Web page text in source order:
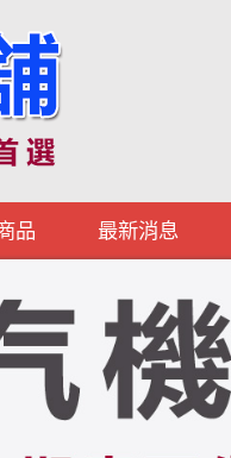
品 最新消息